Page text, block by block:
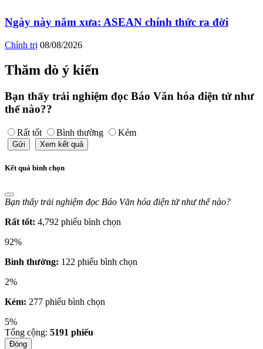
Ngày này năm xưa: ASEAN chính thức ra đời
Chính trị 08/08/2026
Thăm dò ý kiến
Bạn thấy trải nghiệm đọc Báo Văn hóa điện tử như
thế nào??
Rất tốt Bình thường Kém
Gửi Xem kết quả
Kết quả bình chọn
Bạn thấy trải nghiệm đọc Báo Văn hóa điện tử như thế nào?
Rất tốt: 4,792 phiếu bình chọn
92%
Bình thường: 122 phiếu bình chọn
2%
Kém: 277 phiếu bình chọn
5%
Tổng cộng: 5191 phiếu
Đóng